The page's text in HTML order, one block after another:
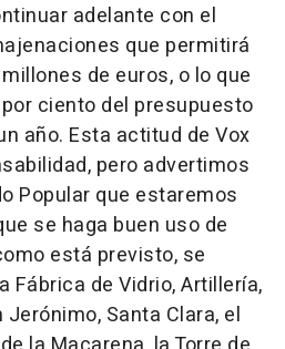
adelante con el
que permitirá
de euros, o lo que
ciento del presupuesto
año. Esta actitud de Vox
pero advertimos
Popular que estaremos
se haga buen uso de
está previsto, se
Fábrica de Vidrio, Artillería,
Santa Clara, el